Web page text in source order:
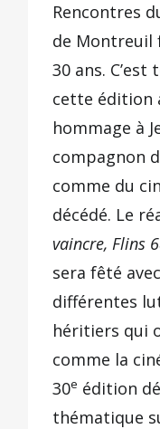
Rencontres
de Montreuil
30 ans.
cette édition
hommage à
compagnon
comme du
décédé. Le
vaincre, Flins
sera fêté
différentes
héritiers qui
comme la
30e édition
thématique